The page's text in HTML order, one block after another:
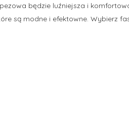
będzie luźniejsza i
są modne i efektowne. Wybierz